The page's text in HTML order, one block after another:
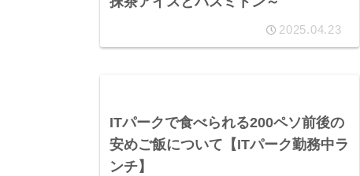
2025.04.23
ITパークで食べられる200ペソ前後の
安めご飯について【ITパーク勤務中ラ
ンチ】